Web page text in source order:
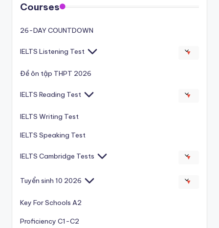
Courses
26-DAY COUNTDOWN
IELTS Listening Test ▼
Đề ôn tập THPT 2026
IELTS Reading Test ▼
IELTS Writing Test
IELTS Speaking Test
IELTS Cambridge Tests ▼
Tuyển sinh 10 2026 ▼
Key For Schools A2
Proficiency C1-C2